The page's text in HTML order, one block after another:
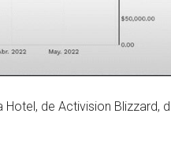
de Activision Blizzard,